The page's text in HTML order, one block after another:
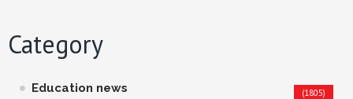
Category
Education news (1805)